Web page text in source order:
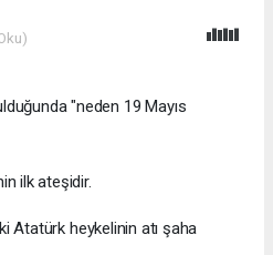
"neden 19 Mayıs
ilk ateşidir.
Atatürk heykelinin atı şaha